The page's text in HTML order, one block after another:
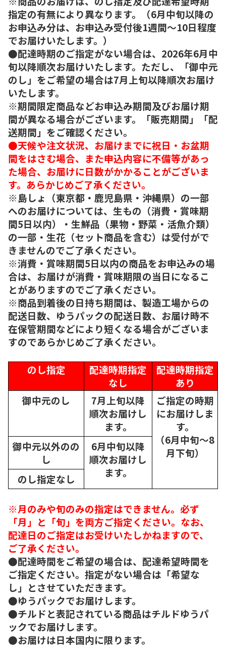
指定の有無により異なります。（6月中旬以降の
お申込み分は、お申込み受付後1週間～10日程度
でお届けいたします。）
●配達時期のご指定がない場合は、2026年6月中
旬以降順次お届けいたします。ただし、「御中元
のし」をご希望の場合は7月上旬以降順次お届け
いたします。
※期間限定商品などお申込み期間及びお届け期
間が異なる場合がございます。「販売期間」「配
送期間」をご確認ください。
●天候や注文状況、お届けまでに祝日・お盆期
間をはさむ場合、また申込内容に不備等があっ
た場合、お届けに日数がかかることがございま
す。あらかじめご了承ください。
※島しょ（東京都・鹿児島県・沖縄県）の一部
へのお届けについては、生もの（消費・賞味期
間5日以内）・生鮮品（果物・野菜・活魚介類）
の一部・生花（セット商品を含む）は受付がで
きませんのでご了承ください。
※消費・賞味期間5日以内の商品をお申込みの場
合は、お届けが消費・賞味期限の当日になるこ
とがありますのでご了承ください。
※商品到着後の日持ち期間は、製造工場からの
配送日数、ゆうパックの配送日数、お届け時不
在保管期間などにより短くなる場合がございま
すのであらかじめご了承ください。
のし指定
配達時期指定
なし
配達時期指定
あり
御中元のし
7月上旬以降
順次お届けし
ます。
ご指定の時期
にお届けしま
す。
（6月中旬～8
月下旬）
御中元以外のの
し
6月中旬以降
順次お届けし
ます。
のし指定なし
※月のみや旬のみの指定はできません。必ず
「月」と「旬」を両方ご指定ください。なお、
配達日のご指定はお受けいたしかねますので、
ご了承ください。
●配達時間をご希望の場合は、配達希望時間を
ご指定ください。指定がない場合は「希望な
し」とさせていただきます。
●ゆうパックでお届けします。
●チルドと表記されている商品はチルドゆうパ
ックでお届けします。
●お届けは日本国内に限ります。